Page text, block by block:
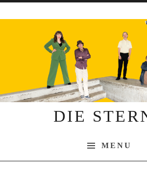
DIE
MENU